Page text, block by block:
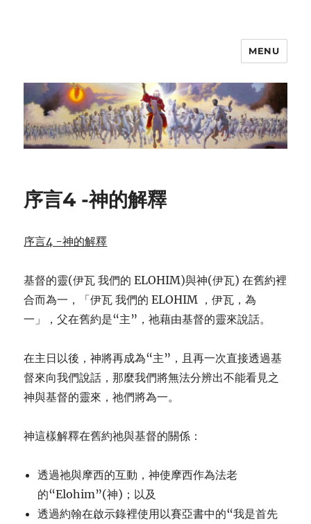
MENU
序言4 -神的解釋
序言4 -神的解釋
基督的靈(伊瓦 我們的 ELOHIM)與神(伊瓦) 在舊約裡
合而為一，「伊瓦 我們的 ELOHIM ，伊瓦，為
一」，父在舊約是“主”，祂藉由基督的靈來說話。
在主日以後，神將再成為“主”，且再一次直接透過基
督來向我們說話，那麼我們將無法分辨出不能看見之
神與基督的靈來，祂們將為一。
神這樣解釋在舊約祂與基督的關係：
透過祂與摩西的互動，神使摩西作為法老
的“Elohim”(神)；以及
透過約翰在啟示錄裡使用以賽亞書中的“我是首先